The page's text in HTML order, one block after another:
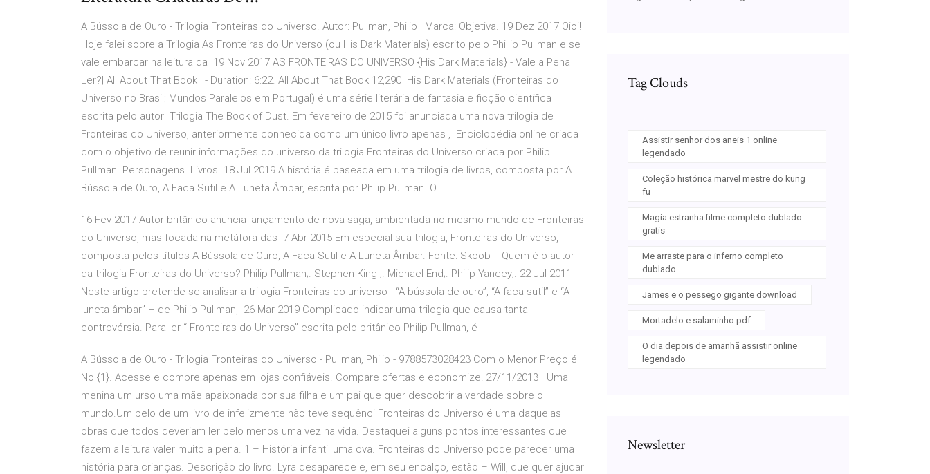
A Bússola de Ouro - Trilogia Fronteiras do Universo. Autor: Pullman, Philip | Marca: Objetiva. 19 Dez 2017 Oioi!
Hoje falei sobre a Trilogia As Fronteiras do Universo (ou His Dark Materials) escrito pelo Phillip Pullman e se
vale embarcar na leitura da 19 Nov 2017 AS FRONTEIRAS DO UNIVERSO {His Dark Materials} - Vale a Pena
Ler?| All About That Book | - Duration: 6:22. All About That Book 12,290 His Dark Materials (Fronteiras do
Universo no Brasil; Mundos Paralelos em Portugal) é uma série literária de fantasia e ficção científica
escrita pelo autor Trilogia The Book of Dust. Em fevereiro de 2015 foi anunciada uma nova trilogia de
Fronteiras do Universo, anteriormente conhecida como um único livro apenas , Enciclopédia online criada
com o objetivo de reunir informações do universo da trilogia Fronteiras do Universo criada por Philip
Pullman. Personagens. Livros. 18 Jul 2019 A história é baseada em uma trilogia de livros, composta por A
Bússola de Ouro, A Faca Sutil e A Luneta Âmbar, escrita por Philip Pullman. O
16 Fev 2017 Autor britânico anuncia lançamento de nova saga, ambientada no mesmo mundo de Fronteiras
do Universo, mas focada na metáfora das 7 Abr 2015 Em especial sua trilogia, Fronteiras do Universo,
composta pelos títulos A Bússola de Ouro, A Faca Sutil e A Luneta Âmbar. Fonte: Skoob - Quem é o autor
da trilogia Fronteiras do Universo? Philip Pullman;. Stephen King ;. Michael End;. Philip Yancey;. 22 Jul 2011
Neste artigo pretende-se analisar a trilogia Fronteiras do universo - “A bússola de ouro”, “A faca sutil” e “A
luneta âmbar” – de Philip Pullman, 26 Mar 2019 Complicado indicar uma trilogia que causa tanta
controvérsia. Para ler “ Fronteiras do Universo” escrita pelo britânico Philip Pullman, é
A Bússola de Ouro - Trilogia Fronteiras do Universo - Pullman, Philip - 9788573028423 Com o Menor Preço é
No {1}. Acesse e compre apenas em lojas confiáveis. Compare ofertas e economize! 27/11/2013 · Uma
menina um urso uma mãe apaixonada por sua filha e um pai que quer descobrir a verdade sobre o
mundo.Um belo de um livro de infelizmente não teve sequênci Fronteiras do Universo é uma daquelas
obras que todos deveriam ler pelo menos uma vez na vida. Destaquei alguns pontos interessantes que
fazem a leitura valer muito a pena. 1 – História infantil uma ova. Fronteiras do Universo pode parecer uma
história para crianças. Descrição do livro. Lyra desaparece e, em seu encalço, estão – Will, que quer ajudar
Tag Clouds
Assistir senhor dos aneis 1 online
legendado
Coleção histórica marvel mestre do kung
fu
Magia estranha filme completo dublado
gratis
Me arraste para o inferno completo
dublado
James e o pessego gigante download
Mortadelo e salaminho pdf
O dia depois de amanhã assistir online
legendado
Newsletter